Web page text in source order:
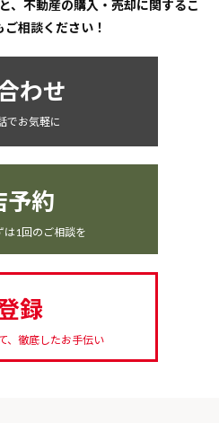
、不動産の購入・売却に関するこ
ご相談ください！
わせ
でお気軽に
予約
は1回のご相談を
録
、徹底したお手伝い